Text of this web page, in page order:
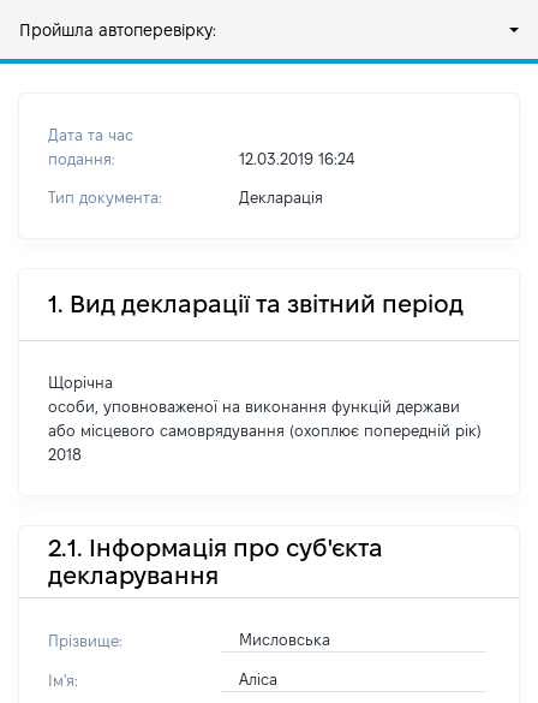
Пройшла автоперевірку:
Дата та час
подання:
12.03.2019 16:24
Тип документа: Декларація
1. Вид декларації та звітний період
Щорічна
особи, уповноваженої на виконання функцій держави
або місцевого самоврядування (охоплює попередній рік)
2018
2.1. Інформація про суб'єкта
декларування
Прізвище: Мисловська
Ім'я: Аліса